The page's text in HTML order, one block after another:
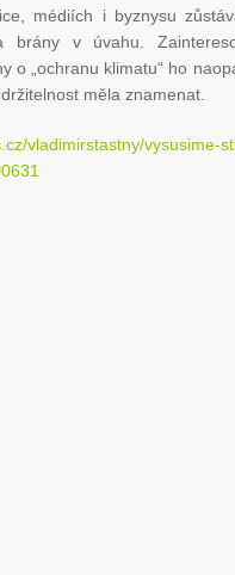
médiích i byznysu
v úvahu.
o „ochranu klimatu“ ho
měla znamenat.
vladimirstastny/vysusime-